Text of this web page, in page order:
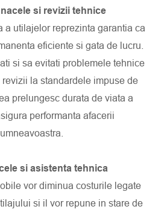
nacele si revizii tehnice
a utilajelor reprezinta garantia ca
eficiente si gata de lucru.
si sa evitati problemele tehnice
la standardele impuse de
prelungesc durata de viata a
performanta afacerii
si asistenta tehnica
vor diminua costurile legate
si il vor repune in stare de